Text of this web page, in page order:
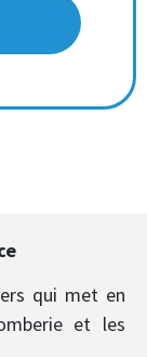
qui met en
et les